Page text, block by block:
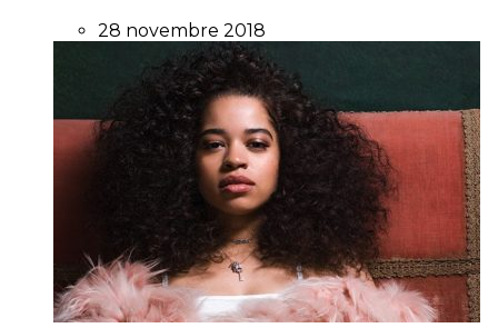
28 novembre 2018